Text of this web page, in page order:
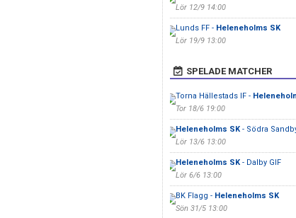
Lör 12/9 14:00
Lunds FF - Heleneholms SK
Lör 19/9 13:00
SPELADE MATCHER
Torna Hällestads IF -
Tor 18/6 19:00
Heleneholms SK- Södra
Lör 13/6 13:00
Heleneholms SK- Dalby GIF
Lör 6/6 13:00
BK Flagg - Heleneholms SK
Sön 31/5 13:00